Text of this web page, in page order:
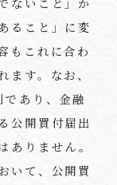
ること」に変
もこれに合わ
す。なお、
あり、金融
公開買付届出
ありません。
いて、公開買